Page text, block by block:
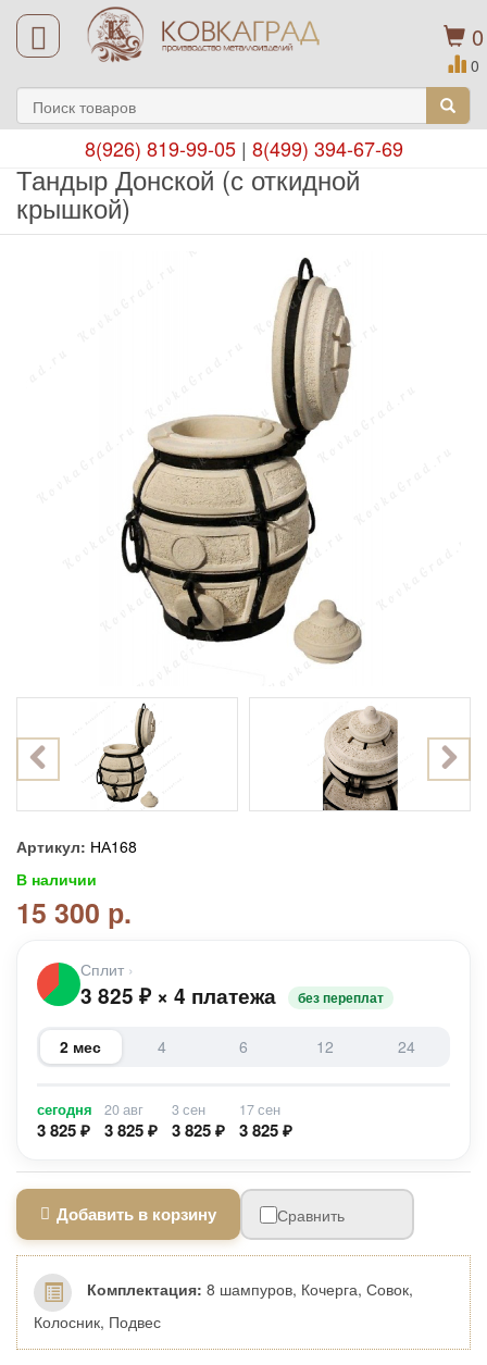
0
0
8(926) 819-99-05| 8(499) 394-67-69
Тандыр Донской (с откидной
крышкой)
Артикул: НА168
В наличии
15 300 р.
Сплит ›
3 825 ₽ × 4 платежа без переплат
2 мес 4 6 12 24
сегодня
3 825 ₽
20 авг
3 825 ₽
3 сен
3 825 ₽
17 сен
3 825 ₽
Добавить в корзину Сравнить
Комплектация: 8 шампуров, Кочерга, Совок,
Колосник, Подвес